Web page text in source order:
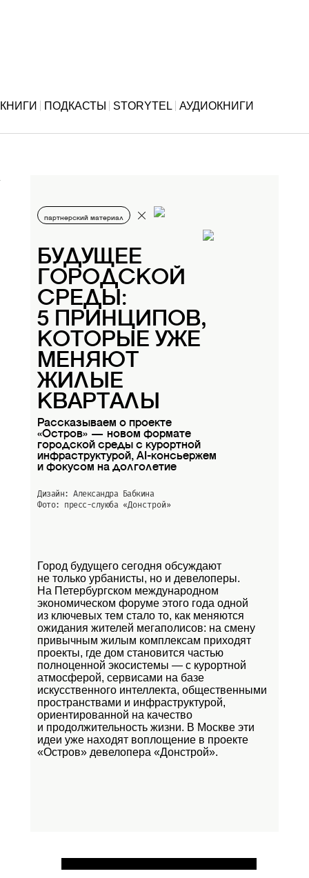
КНИГИ ПОДКАСТЫ STORYTEL АУДИОКНИГИ
партнерский материал
БУДУЩЕЕ
ГОРОДСКОЙ
СРЕДЫ:
5 ПРИНЦИПОВ,
КОТОРЫЕ УЖЕ
МЕНЯЮТ
ЖИЛЫЕ
КВАРТАЛЫ
Рассказываем о проекте
«Остров» — новом формате
городской среды с курортной
инфраструктурой, AI-консьержем
и фокусом на долголетие
Дизайн: Александра Бабкина
Фото: пресс-слуюба «Донстрой»
Город будущего сегодня обсуждают
не только урбанисты, но и девелоперы.
На Петербургском международном
экономическом форуме этого года одной
из ключевых тем стало то, как меняются
ожидания жителей мегаполисов: на смену
привычным жилым комплексам приходят
проекты, где дом становится частью
полноценной экосистемы — с курортной
атмосферой, сервисами на базе
искусственного интеллекта, общественными
пространствами и инфраструктурой,
ориентированной на качество
и продолжительность жизни. В Москве эти
идеи уже находят воплощение в проекте
«Остров» девелопера «Донстрой».